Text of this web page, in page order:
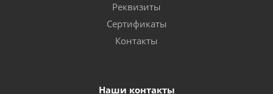
Реквизиты
Сертификаты
Контакты
Наши контакты